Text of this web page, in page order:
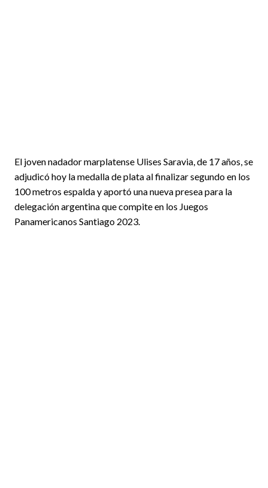
El joven nadador marplatense Ulises Saravia, de 17 años, se
adjudicó hoy la medalla de plata al finalizar segundo en los
100 metros espalda y aportó una nueva presea para la
delegación argentina que compite en los Juegos
Panamericanos Santiago 2023.